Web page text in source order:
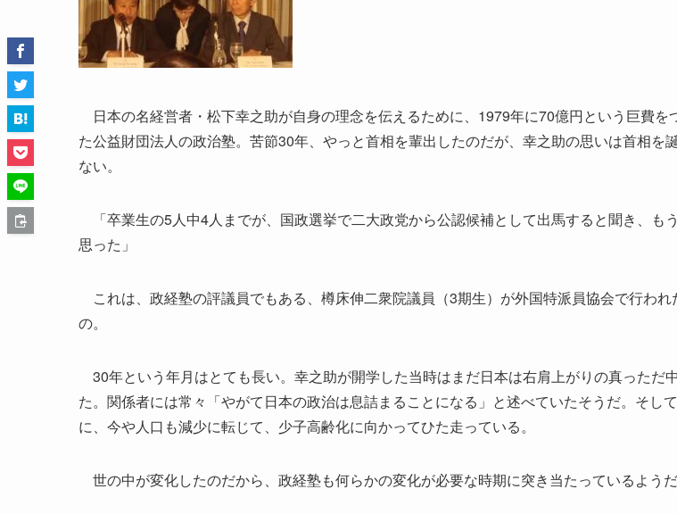
日本の名経営者・松下幸之助が自身の理念を伝えるために、1979年に70億円という巨費を
た公益財団法人の政治塾。苦節30年、やっと首相を輩出したのだが、幸之助の思いは首相を
ない。
「卒業生の5人中4人までが、国政選挙で二大政党から公認候補として出馬すると聞き、も
思った」
これは、政経塾の評議員でもある、樽床伸二衆院議員（3期生）が外国特派員協会で行われ
の。
30年という年月はとても長い。幸之助が開学した当時はまだ日本は右肩上がりの真っただ
た。関係者には常々「やがて日本の政治は息詰まることになる」と述べていたそうだ。そし
に、今や人口も減少に転じて、少子高齢化に向かってひた走っている。
世の中が変化したのだから、政経塾も何らかの変化が必要な時期に突き当たっているようだ